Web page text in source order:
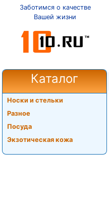
Заботимся о качестве
Вашей жизни
Каталог
Носки и стельки
Разное
Посуда
Экзотическая кожа